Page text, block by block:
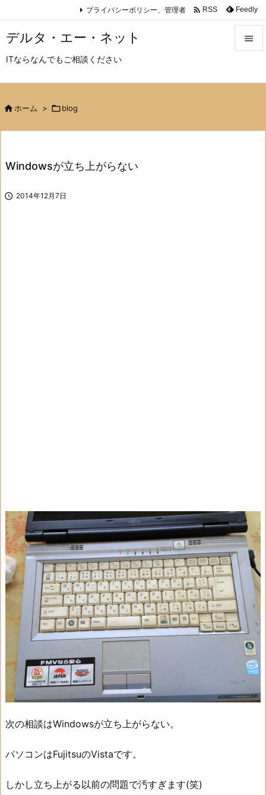
デルタ・エー・ネット
ITならなんでもご相談ください

プライバシーポリシー、管理者  RSS Feedly
 ホーム > blog
Windowsが立ち上がらない
 2014年12月7日
次の相談はWindowsが立ち上がらない。
パソコンはFujitsuのVistaです。
しかし立ち上がる以前の問題で汚すぎます(笑)